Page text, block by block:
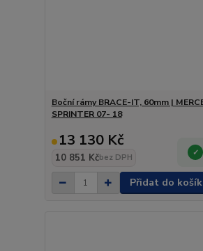
Boční rámy BRACE-IT, 60mm |
SPRINTER 07- 18
13 130 Kč
10 851 Kčbez DPH
Přidat do